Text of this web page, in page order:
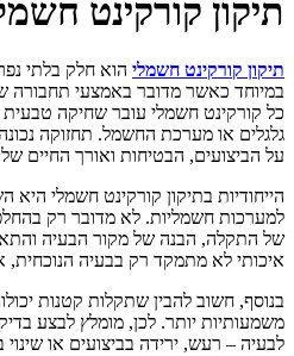
תיקון קורקינט
תיקון קורקינט חשמלי הוא חלק בלתי
במיוחד כאשר מדובר באמצעי תחבורה
כל קורקינט חשמלי עובר שחיקה
גלגלים או מערכת החשמל. תחזוקה
על הביצועים, הבטיחות ואורך החיים
הייחודיות בתיקון קורקינט חשמלי היא
למערכות חשמליות. לא מדובר רק
של התקלה, הבנה של מקור הבעיה
איכותי לא מתמקד רק בבעיה הנוכחית,
בנוסף, חשוב להבין שתקלות קטנות
משמעותיות יותר. לכן, מומלץ לבצע
לבעיה – רעש, ירידה בביצועים או